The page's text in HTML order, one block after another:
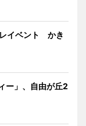
イベント かき
ー」、自由が丘2